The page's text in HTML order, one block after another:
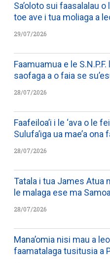
Sa’oloto sui faasalalau
toe ave i tua moliaga a
29/07/2026
Faamuamua e le
saofaga a o faia se
28/07/2026
Faafeiloa’i i le ‘ava o le
Sulufa’iga ua mae’a ona
28/07/2026
Tatala i tua James Atua
le malaga ese ma
28/07/2026
Mana’omia nisi mau a
faamatalaga tusitusia a